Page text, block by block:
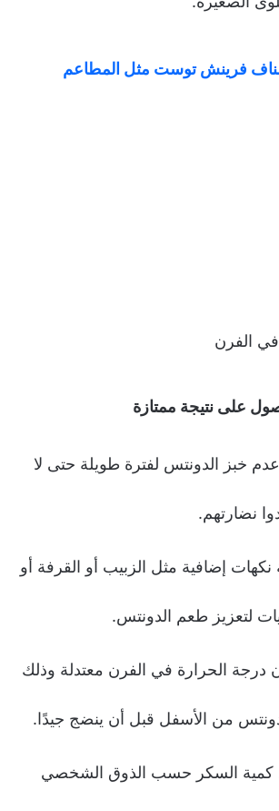
في الفرن
على نتيجة ممتازة
خبز الدونتس لفترة طويلة حتى لا
نضارتهم.
إضافية مثل الزبيب أو القرفة أو
لتعزيز طعم الدونتس.
الحرارة في الفرن معتدلة وذلك
من الأسفل قبل أن ينضج جيدًا.
كمية السكر حسب الذوق الشخصي